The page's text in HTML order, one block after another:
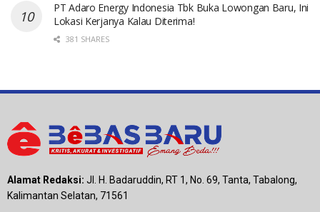
PT Adaro Energy Indonesia Tbk Buka Lowongan Baru, Ini
Lokasi Kerjanya Kalau Diterima!
381 SHARES
Alamat Redaksi: Jl. H. Badaruddin, RT 1, No. 69, Tanta, Tabalong,
Kalimantan Selatan, 71561